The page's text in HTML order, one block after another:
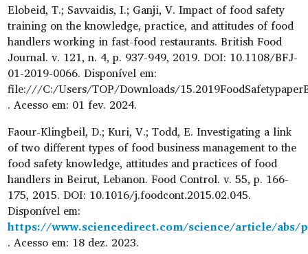
Elobeid, T.; Savvaidis, I.; Ganji, V. Impact of food safety
training on the knowledge, practice, and attitudes of food
handlers working in fast-food restaurants. British Food
Journal. v. 121, n. 4, p. 937-949, 2019. DOI: 10.1108/BFJ-
01-2019-0066. Disponível em:
file:///C:/Users/TOP/Downloads/
. Acesso em: 01 fev. 2024.
Faour-Klingbeil, D.; Kuri, V.; Todd, E. Investigating a link
of two different types of food business management to the
food safety knowledge, attitudes and practices of food
handlers in Beirut, Lebanon. Food Control. v. 55, p. 166-
175, 2015. DOI: 10.1016/j.foodcont.2015.02.045.
Disponível em:
https://www.sciencedirect.com/science/article/abs/
. Acesso em: 18 dez. 2023.